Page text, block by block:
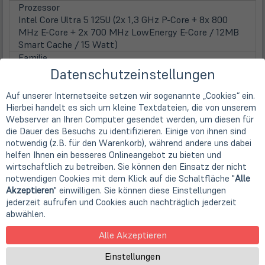
Prozessor
Intel Core Ultra 5 125U (2x 1,3 GHz P-Core + 8x 800
MHz E-Core + 2x 700 MHz LowEnergy E-Core / 12MB
Smart Cache / 15 Watt)
Familie
Core Ultra 5
12 Kerne (Dodeca-Core)
Taktfrequenz
1,3 GHz
Max. Turbo Taktfrequenz
3,60 GHz
Prozessorgrafik
Intel Graphics (8k Support)
Grafik
Grafikkarte
Intel UHD Grafik
Display
39,6cm15,6" TFT Display IPS
Datenschutzeinstellungen
Auf unserer Internetseite setzen wir sogenannte „Cookies“ ein.
Hierbei handelt es sich um kleine Textdateien, die von unserem
Webserver an Ihren Computer gesendet werden, um diesen für
die Dauer des Besuchs zu identifizieren. Einige von ihnen sind
notwendig (z.B. für den Warenkorb), während andere uns dabei
helfen Ihnen ein besseres Onlineangebot zu bieten und
wirtschaftlich zu betreiben. Sie können den Einsatz der nicht
notwendigen Cookies mit dem Klick auf die Schaltfläche "Alle
Akzeptieren" einwilligen. Sie können diese Einstellungen
jederzeit aufrufen und Cookies auch nachträglich jederzeit
abwählen.
Alle Akzeptieren
Einstellungen